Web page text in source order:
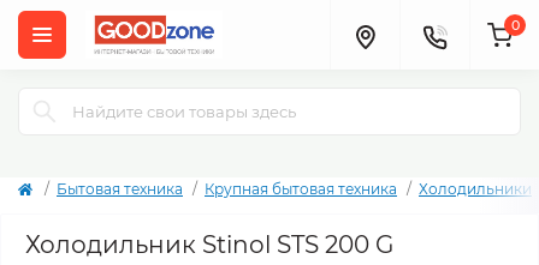
0
Бытовая техника Крупная бытовая техника Холодильники
Холодильник Stinol STS 200 G